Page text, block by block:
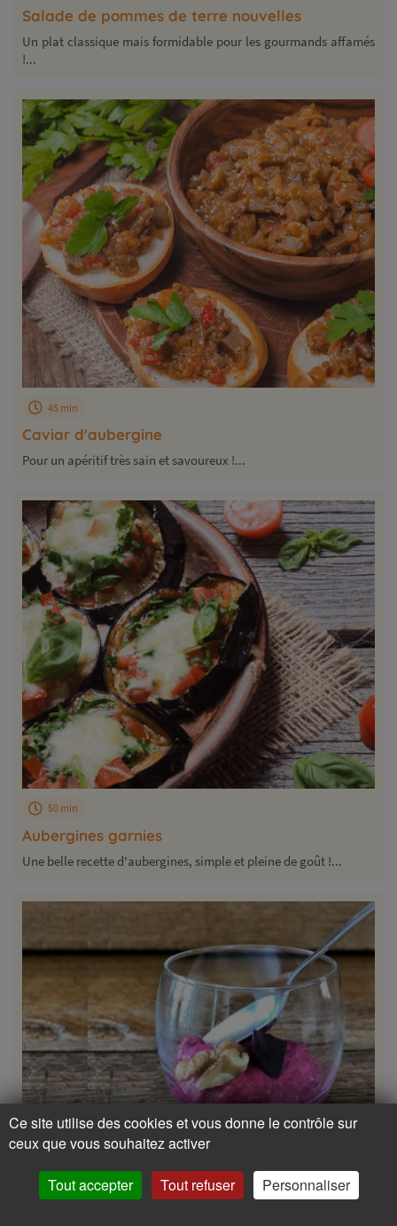
Salade de pommes de terre nouvelles
Un plat classique mais formidable pour les gourmands affamés
!...
Caviar d'aubergine
45 min
Pour un apéritif très sain et savoureux !...
Aubergines garnies
50 min
Une belle recette d'aubergines, simple et pleine de goût !...
Ce site utilise des cookies et vous donne le contrôle sur
ceux que vous souhaitez activer
Tout accepter Tout refuser Personnaliser